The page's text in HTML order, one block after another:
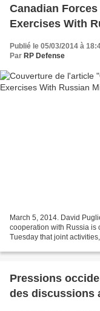
Canadian
Exercises With
Publié le 05/03/2014 à
Par RP Defense
March 5, 2014. David
cooperation with Russia is
Tuesday that joint
Pressions
des discussions